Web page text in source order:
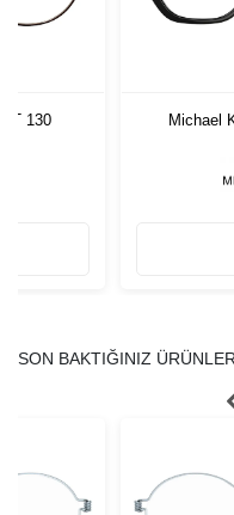
130
Michael
SON BAKTIĞINIZ ÜRÜNLER